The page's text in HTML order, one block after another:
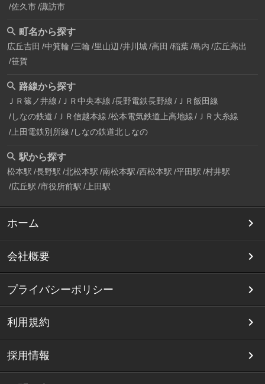
佐久市 諏訪市
町名から探す
広丘吉田 中箕輪 三輪 里山辺 井川城 高田 稲葉 島内 広丘高出
笹賀
路線から探す
ＪＲ篠ノ井線 ＪＲ中央本線 長野電鉄長野線 ＪＲ飯田線
しなの鉄道 ＪＲ信越本線 松本電気鉄道上高地線
ＪＲ大糸線
上田電鉄別所線 しなの鉄道北しなの
駅から探す
松本駅 長野駅 北松本駅 南松本駅 西松本駅 平田駅 村井駅
広丘駅 市役所前駅 上田駅
ホーム
会社概要
プライバシーポリシー
利用規約
採用情報